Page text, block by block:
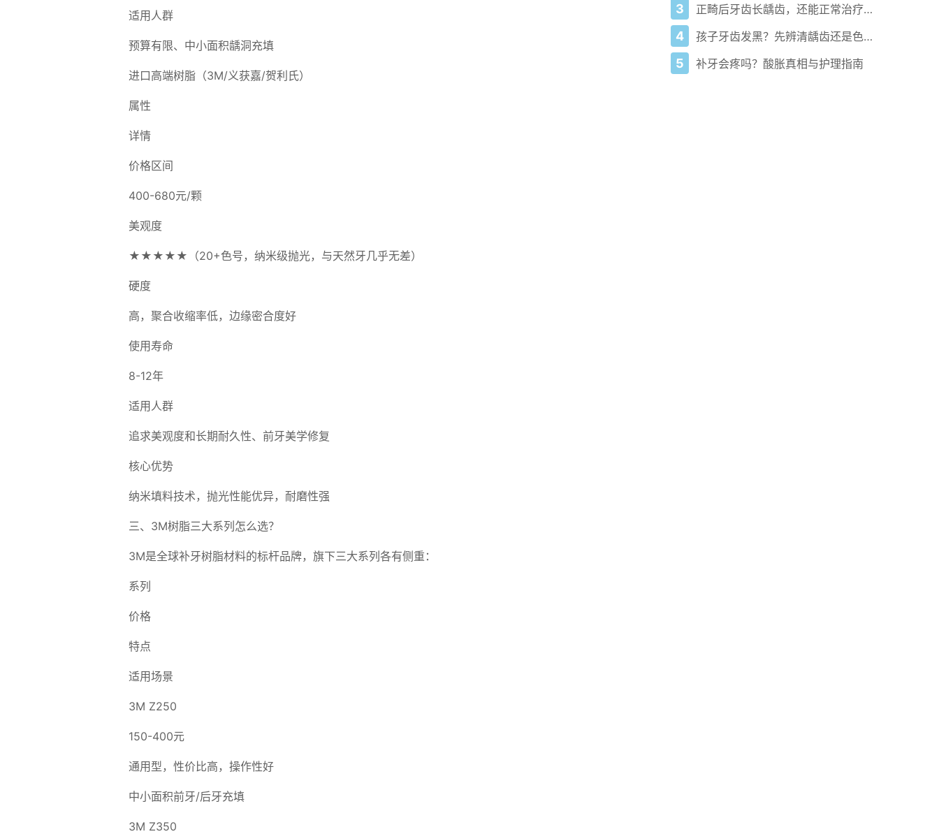
适用人群
预算有限、中小面积龋洞充填
进口高端树脂（3M/义获嘉/贺利氏）
属性
详情
价格区间
400-680元/颗
美观度
★★★★★（20+色号，纳米级抛光，与天然牙几乎无差）
硬度
高，聚合收缩率低，边缘密合度好
使用寿命
8-12年
适用人群
追求美观度和长期耐久性、前牙美学修复
核心优势
纳米填料技术，抛光性能优异，耐磨性强
三、3M树脂三大系列怎么选？
3M是全球补牙树脂材料的标杆品牌，旗下三大系列各有侧重：
系列
价格
特点
适用场景
3M Z250
150-400元
通用型，性价比高，操作性好
中小面积前牙/后牙充填
3M Z350
3 正畸后牙齿长龋齿，还能正常治疗吗？
4 孩子牙齿发黑？先辨清龋齿还是色素沉着
5 补牙会疼吗？酸胀真相与护理指南